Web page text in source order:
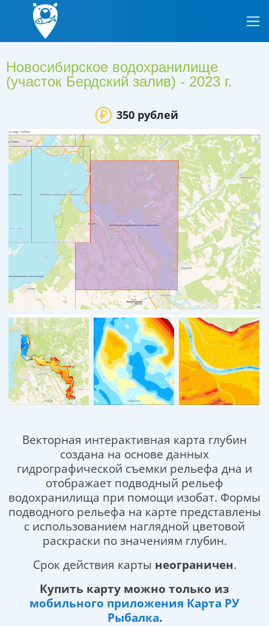
Новосибирское водохранилище
(участок Бердский залив) - 2023 г.
350 рублей
Векторная интерактивная карта глубин
создана на основе данных
гидрографической съемки рельефа дна и
отображает подводный рельеф
водохранилища при помощи изобат. Формы
подводного рельефа на карте представлены
с использованием наглядной цветовой
раскраски по значениям глубин.
Срок действия карты неограничен.
Купить карту можно только из
мобильного приложения Карта РУ
Рыбалка.